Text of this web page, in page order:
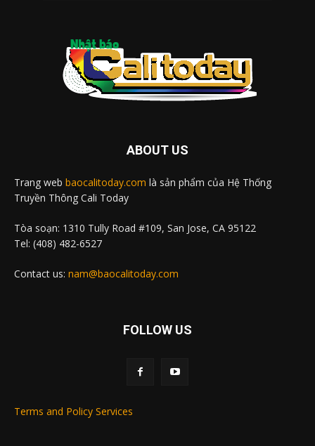
ABOUT US
Trang web baocalitoday.com là sản phẩm của Hệ Thống
Truyền Thông Cali Today
Tòa soạn: 1310 Tully Road #109, San Jose, CA 95122
Tel: (408) 482-6527
Contact us: nam@baocalitoday.com
FOLLOW US
Terms and Policy Services